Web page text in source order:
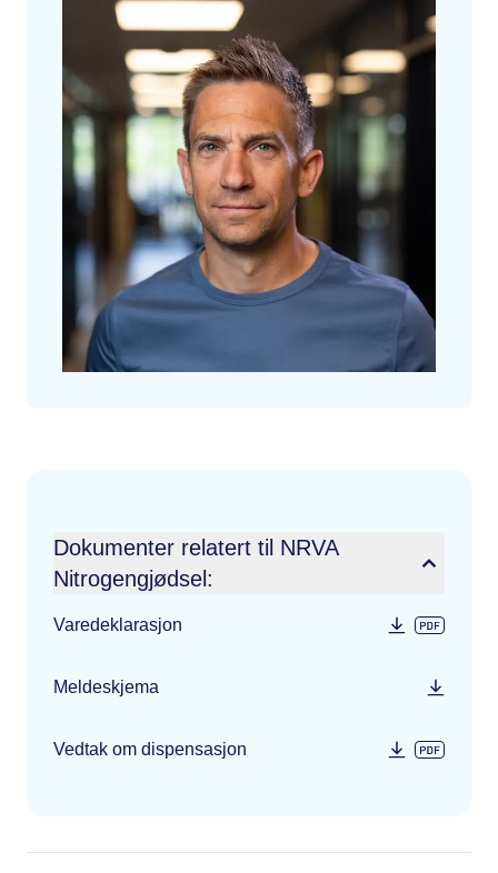
Dokumenter relatert til NRVA
Nitrogengjødsel:
Varedeklarasjon
Meldeskjema
Vedtak om dispensasjon